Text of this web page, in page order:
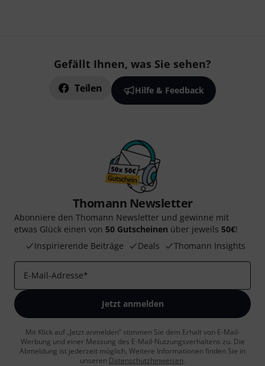
Gefällt Ihnen, was Sie sehen?
Teilen Hilfe & Feedback
Thomann Newsletter
Abonniere den Thomann Newsletter und gewinne mit
etwas Glück einen von 50 Gutscheinen über jeweils 50€!
Inspirierende Beiträge
Deals Thomann Insights
E-Mail-Adresse*
Jetzt anmelden
Mit Klick auf „Jetzt anmelden“ stimmen Sie dem Erhalt von E-Mail-
Werbung und einer Messung des E-Mail-Nutzungsverhaltens zu. Die
Abmeldung ist jederzeit möglich. Weitere Informationen finden Sie in
unseren Datenschutzhinweisen.